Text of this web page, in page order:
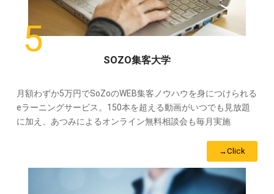
SOZO集客大学
月額わずか5万円でSoZoのWEB集客ノウハウを身につけられる
eラーニングサービス。150本を超える動画がいつでも見放題
に加え、あつみによるオンライン無料相談会も毎月実施
→Click